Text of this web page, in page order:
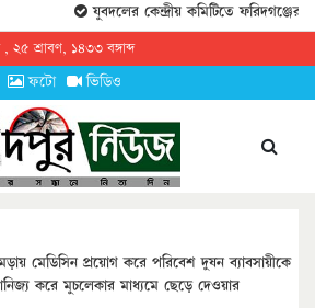
যুবদলের কেন্দ্রীয় কমিটিতে ফরিদগঞ্জের
২৫ শ্রাবণ, ১৪৩৩ বঙ্গাব্দ
ফটো ভিডিও
মেডিসিন প্রয়োগ করে পরিবেশ দুষন ব্যাবসায়ীকে
করে মুচলেকার মাধ্যমে ছেড়ে দেওয়ার